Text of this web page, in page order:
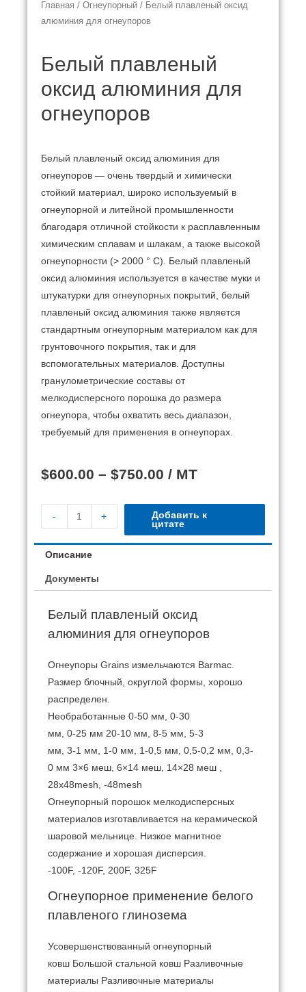
Главная / Огнеупорный / Белый плавленый оксид
алюминия для огнеупоров
Белый плавленый
оксид алюминия для
огнеупоров
Белый плавленый оксид алюминия для
огнеупоров — очень твердый и химически
стойкий материал, широко используемый в
огнеупорной и литейной промышленности
благодаря отличной стойкости к расплавленным
химическим сплавам и шлакам, а также высокой
огнеупорности (> 2000 ° C). Белый плавленый
оксид алюминия используется в качестве муки и
штукатурки для огнеупорных покрытий, белый
плавленый оксид алюминия также является
стандартным огнеупорным материалом как для
грунтовочного покрытия, так и для
вспомогательных материалов. Доступны
гранулометрические составы от
мелкодисперсного порошка до размера
огнеупора, чтобы охватить весь диапазон,
требуемый для применения в огнеупорах.
$600.00 – $750.00 / MT
- +
Добавить к
цитате
Описание
Документы
Белый плавленый оксид
алюминия для огнеупоров
Огнеупоры Grains измельчаются Barmac.
Размер блочный, округлой формы, хорошо
распределен.
Необработанные 0-50 мм, 0-30
мм, 0-25 мм 20-10 мм, 8-5 мм, 5-3
мм, 3-1 мм, 1-0 мм, 1-0,5 мм, 0,5-0,2 мм, 0,3-
0 мм 3×6 меш, 6×14 меш, 14×28 меш ,
28x48mesh, -48mesh
Огнеупорный порошок мелкодисперсных
материалов изготавливается на керамической
шаровой мельнице. Низкое магнитное
содержание и хорошая дисперсия.
-100F, -120F, 200F, 325F
Огнеупорное применение белого
плавленого глинозема
Усовершенствованный огнеупорный
ковш Большой стальной ковш Разливочные
материалы Разливочные материалы